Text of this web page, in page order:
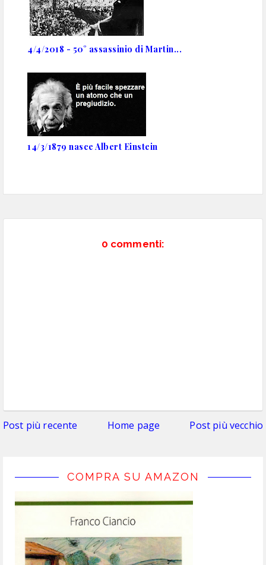
4/4/2018 - 50° assassinio di Martin...
14/3/1879 nasce Albert Einstein
0 commenti:
Post più recente Home page Post più vecchio
COMPRA SU AMAZON